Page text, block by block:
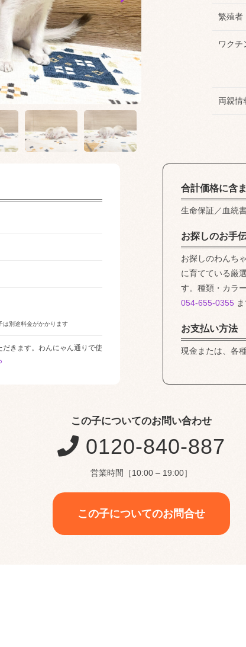
繁殖者
ワクチ
両親情
は別途料金がかかります
きます。わんにゃん通りで使
合計価格に含
生命保証／血統
お探しのお手
お探しのわんち
に育てている厳
す。種類・カラ
054-655-0355
お支払い方法
現金または、各
この子についてのお問い合わせ
0120-840-887
営業時間［10:00 – 19:00］
この子についてのお問合せ